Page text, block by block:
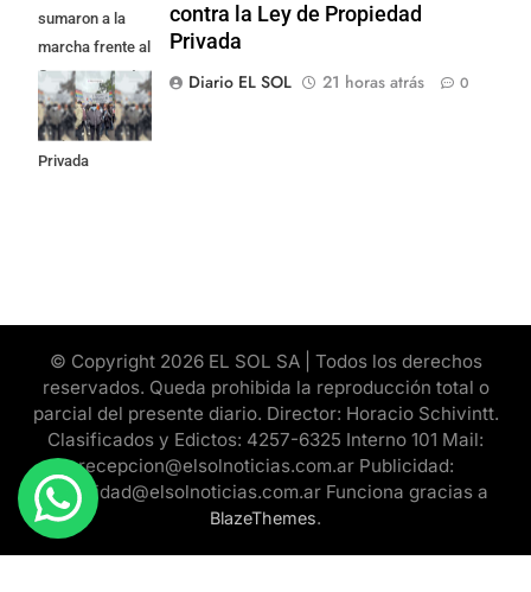
sumaron a la
marcha frente al
Congreso contra
la Ley de
Propiedad
Privada
contra la Ley de Propiedad
Privada
Diario EL SOL
21 horas atrás 0
© Copyright 2026 EL SOL SA | Todos los derechos
reservados. Queda prohibida la reproducción total o
parcial del presente diario. Director: Horacio Schivintt.
Clasificados y Edictos: 4257-6325 Interno 101 Mail:
recepcion@elsolnoticias.com.ar Publicidad:
publicidad@elsolnoticias.com.ar Funciona gracias a
BlazeThemes.